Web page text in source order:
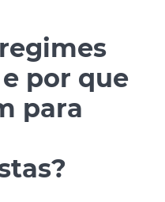
e por que
para